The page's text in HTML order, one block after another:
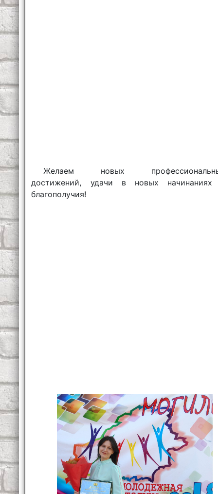
Желаем новых
достижений, удачи в новых
благополучия!